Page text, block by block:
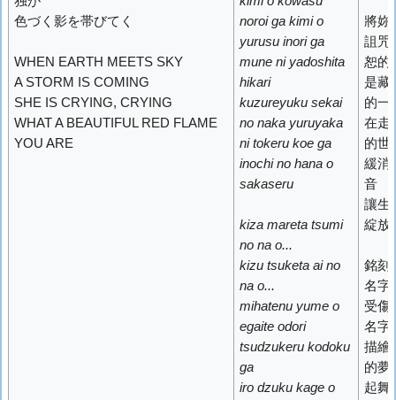
色づく影を帯びてく
WHEN EARTH MEETS SKY
A STORM IS COMING
SHE IS CRYING, CRYING
WHAT A BEAUTIFUL RED FLAME
YOU ARE
noroi ga kimi o
yurusu inori ga
mune ni yadoshita
hikari
kuzureyuku sekai
no naka yuruyaka
ni tokeru koe ga
inochi no hana o
sakaseru
kiza mareta tsumi
no na o...
kizu tsuketa ai no
na o...
mihatenu yume o
egaite odori
tsudzukeru kodoku
ga
iro dzuku kage o
將妳
詛咒
恕的
是藏
的一
在走
的世
緩消
音
讓生
綻放
銘刻
名
受傷
名
描繪
的夢
起舞